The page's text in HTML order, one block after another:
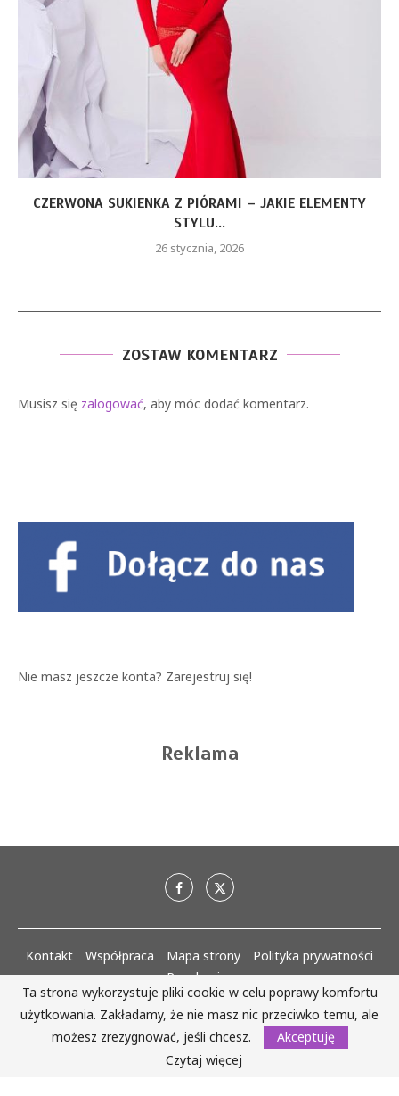
CZERWONA SUKIENKA Z PIÓRAMI – JAKIE ELEMENTY
STYLU...
26 stycznia, 2026
ZOSTAW KOMENTARZ
Musisz się zalogować, aby móc dodać komentarz.
Nie masz jeszcze konta? Zarejestruj się!
Reklama
Kontakt Współpraca Mapa strony
Polityka prywatności
Regulaminy
AlejaKobiet.pl @2020 - 2023 Wszystkie prawa zastrzeżone. | Realizacja:
www.woh.group
Ta strona wykorzystuje pliki cookie w celu poprawy komfortu
użytkowania. Zakładamy, że nie masz nic przeciwko temu, ale
możesz zrezygnować, jeśli chcesz.
Akceptuję
Czytaj więcej